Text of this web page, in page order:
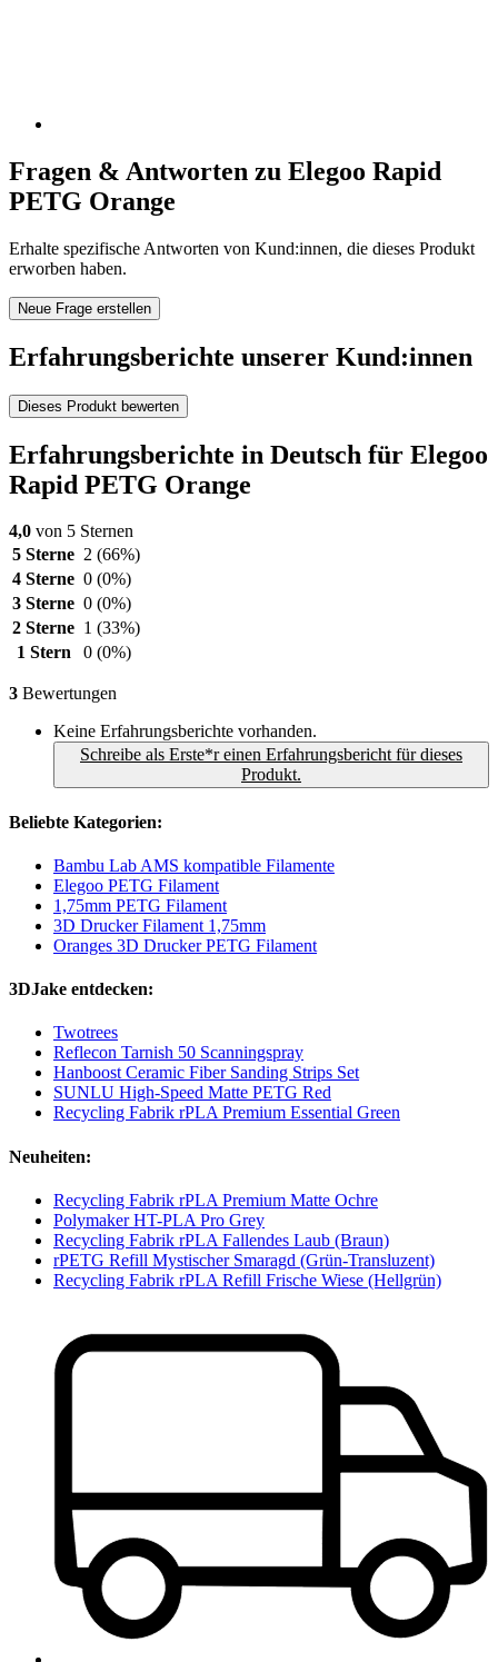
Fragen & Antworten zu Elegoo Rapid
PETG Orange
Erhalte spezifische Antworten von Kund:innen, die dieses Produkt
erworben haben.
Neue Frage erstellen
Erfahrungsberichte unserer Kund:innen
Dieses Produkt bewerten
Erfahrungsberichte in Deutsch für Elegoo
Rapid PETG Orange
4,0 von 5 Sternen
5 Sterne 2 (66%)
4 Sterne 0 (0%)
3 Sterne 0 (0%)
2 Sterne 1 (33%)
1 Stern
0 (0%)
3 Bewertungen
Keine Erfahrungsberichte vorhanden.
Schreibe als Erste*r einen Erfahrungsbericht für dieses
Produkt.
Beliebte Kategorien:
Bambu Lab AMS kompatible Filamente
Elegoo PETG Filament
1,75mm PETG Filament
3D Drucker Filament 1,75mm
Oranges 3D Drucker PETG Filament
3DJake entdecken:
Twotrees
Reflecon Tarnish 50 Scanningspray
Hanboost Ceramic Fiber Sanding Strips Set
SUNLU High-Speed Matte PETG Red
Recycling Fabrik rPLA Premium Essential Green
Neuheiten:
Recycling Fabrik rPLA Premium Matte Ochre
Polymaker HT-PLA Pro Grey
Recycling Fabrik rPLA Fallendes Laub (Braun)
rPETG Refill Mystischer Smaragd (Grün-Transluzent)
Recycling Fabrik rPLA Refill Frische Wiese (Hellgrün)